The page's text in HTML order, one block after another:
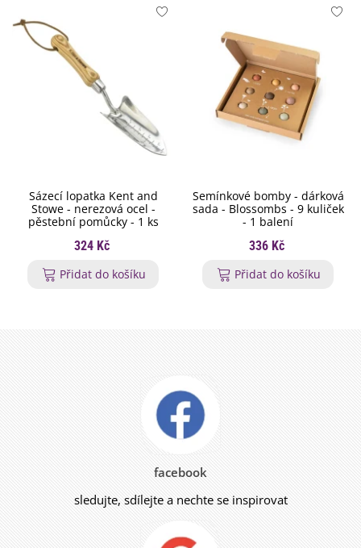
Sázecí lopatka Kent and
Stowe - nerezová ocel -
pěstební pomůcky - 1 ks
324 Kč
Přidat do košíku
Semínkové bomby - dárková
sada - Blossombs - 9 kuliček
- 1 balení
336 Kč
Přidat do košíku
facebook
sledujte, sdílejte a nechte se inspirovat